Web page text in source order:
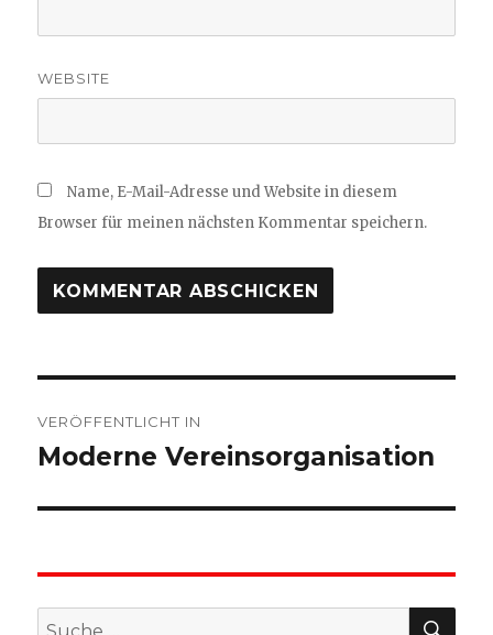
WEBSITE
Name, E-Mail-Adresse und Website in diesem
Browser für meinen nächsten Kommentar speichern.
VERÖFFENTLICHT IN
Moderne Vereinsorganisation
Suche